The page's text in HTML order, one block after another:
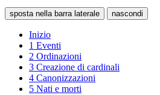
sposta nella barra laterale nascondi
Inizio
1 Eventi
2 Ordinazioni
3 Creazione di cardinali
4 Canonizzazioni
5 Nati e morti